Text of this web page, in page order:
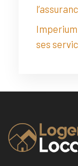
ses